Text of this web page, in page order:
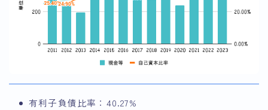
有利子負債比率：40.27%